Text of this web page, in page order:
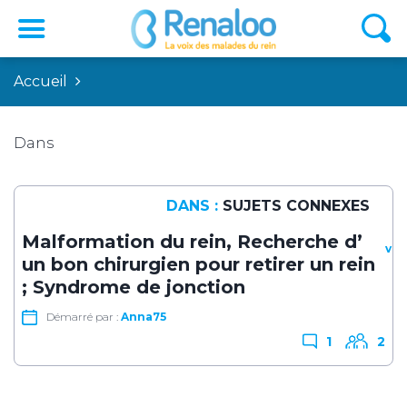
Accueil
Dans
Malformation du rein, Recherche d’
un bon chirurgien pour retirer un rein
; Syndrome de jonction
Démarré par : Anna75
DANS : SUJETS CONNEXES
2
1